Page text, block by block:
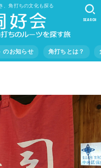
、角打ちの文化も探る
のお知らせ 角打ちとは？
SEARCH